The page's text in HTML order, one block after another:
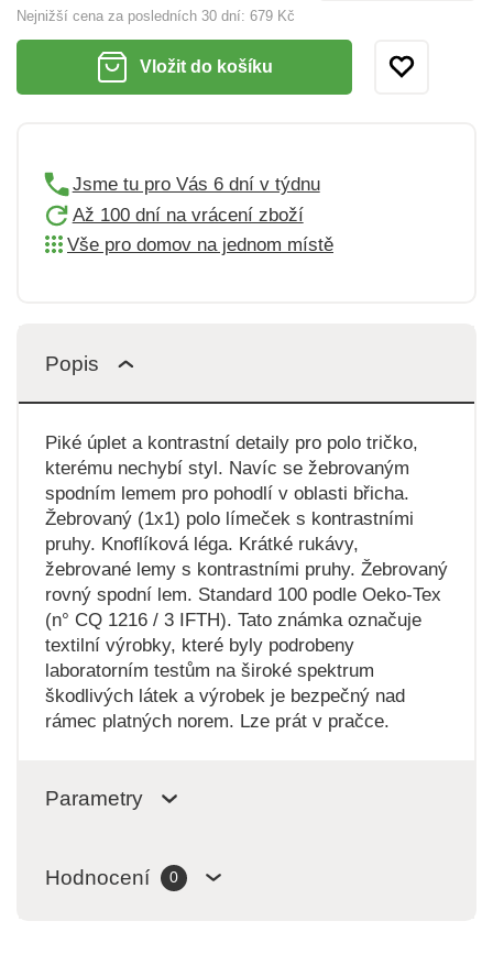
Nejnižší cena za posledních 30 dní: 679 Kč
Vložit do košíku
Jsme tu pro Vás 6 dní v týdnu
Až 100 dní na vrácení zboží
Vše pro domov na jednom místě
Popis
Piké úplet a kontrastní detaily pro polo tričko,
kterému nechybí styl. Navíc se žebrovaným
spodním lemem pro pohodlí v oblasti břicha.
Žebrovaný (1x1) polo límeček s kontrastními
pruhy. Knoflíková léga. Krátké rukávy,
žebrované lemy s kontrastními pruhy. Žebrovaný
rovný spodní lem. Standard 100 podle Oeko-Tex
(n° CQ 1216 / 3 IFTH). Tato známka označuje
textilní výrobky, které byly podrobeny
laboratorním testům na široké spektrum
škodlivých látek a výrobek je bezpečný nad
rámec platných norem. Lze prát v pračce.
Parametry
Hodnocení 0